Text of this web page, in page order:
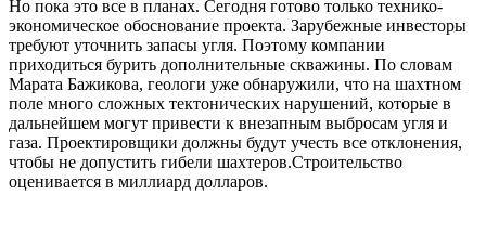
Но пока это все в планах. Сегодня готово только технико-
экономическое обоснование проекта. Зарубежные инвесторы
требуют уточнить запасы угля. Поэтому компании
приходиться бурить дополнительные скважины. По словам
Марата Бажикова, геологи уже обнаружили, что на шахтном
поле много сложных тектонических нарушений, которые в
дальнейшем могут привести к внезапным выбросам угля и
газа. Проектировщики должны будут учесть все отклонения,
чтобы не допустить гибели шахтеров.Строительство
оценивается в миллиард долларов.